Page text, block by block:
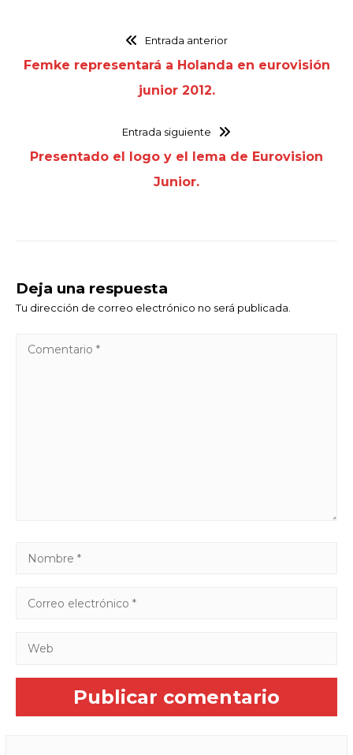
Entrada anterior
Femke representará a Holanda en eurovisión
junior 2012.
Entrada siguiente
Presentado el logo y el lema de Eurovision
Junior.
Deja una respuesta
Tu dirección de correo electrónico no será publicada.